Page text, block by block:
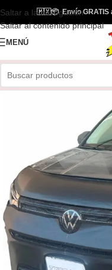
Saltar a la navegación
Saltar al contenido principal
🇲🇽📦Envío GRATIS
MENÚ
Envío Gratis